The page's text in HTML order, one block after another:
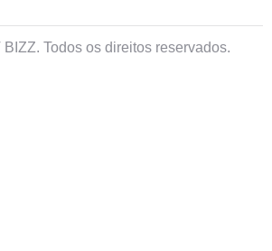
Todos os direitos reservados.